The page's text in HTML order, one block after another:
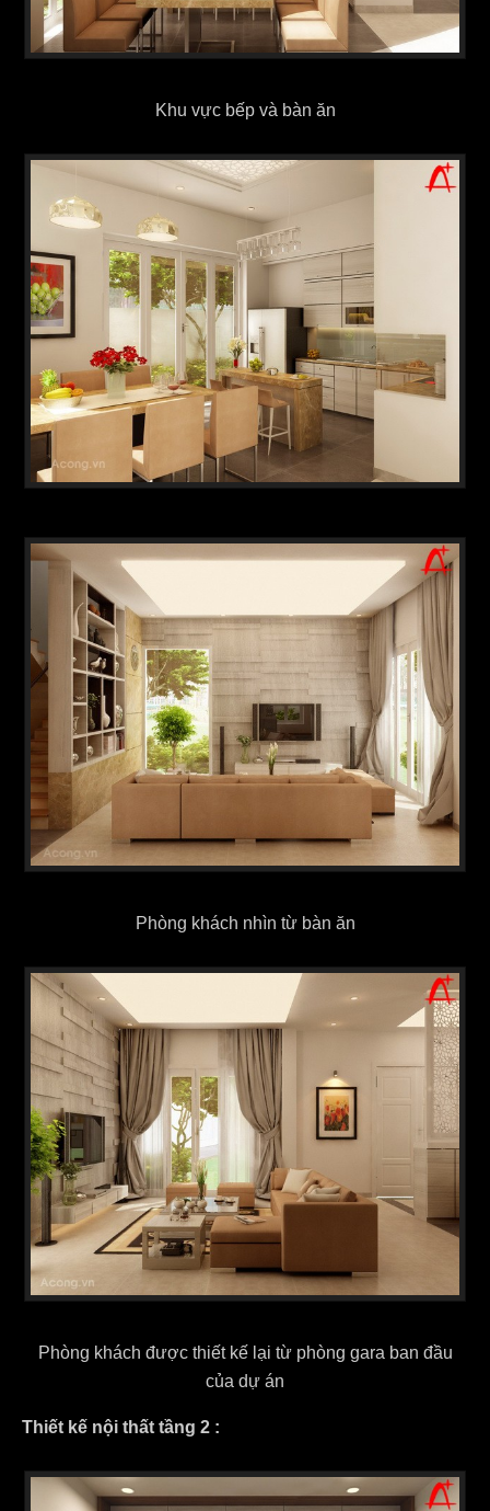
Khu vực bếp và bàn ăn
Phòng khách nhìn từ bàn ăn
Phòng khách được thiết kế lại từ phòng gara ban đầu
của dự án
Thiết kế nội thất tầng 2 :